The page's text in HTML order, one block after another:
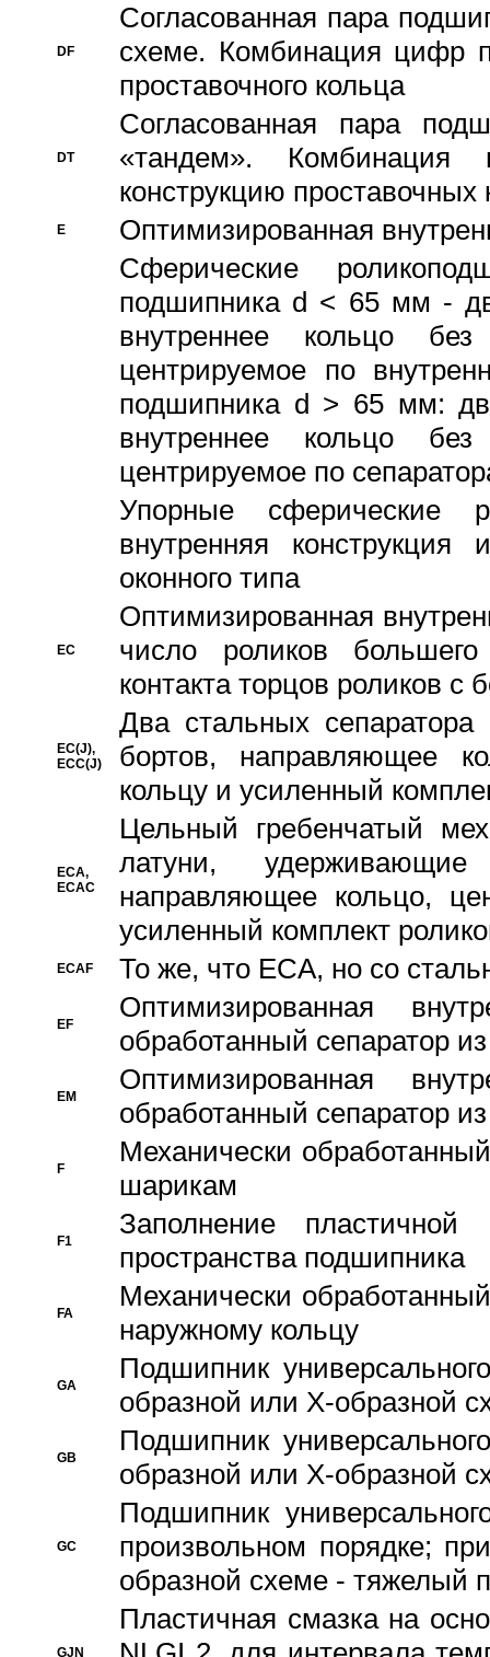
DF
Согласованная пара
схеме. Комбинация цифр
проставочного кольца
DT
Согласованная пара
«тандем».
конструкцию проставочных
E
Оптимизированная
Сферические
подшипника d < 65 мм -
внутреннее кольцо
центрируемое по
подшипника d > 65 мм:
внутреннее кольцо
центрируемое по
Упорные сферические
внутренняя
оконного типа
EC
Oптимизированная
число роликов
контакта торцов роликов с
EC(J),
ECC(J)
Два стальных сепаратора
бортов, направляющее
кольцу и усиленный
ECA,
ECAC
Цельный гребенчатый
латуни,
направляющее кольцо,
усиленный комплект
ECAF То же, что ECA, но со
EF
Оптимизированная
обработанный сепаратор
EM
Оптимизированная
обработанный сепаратор
F
Механически
шарикам
F1
Заполнение
пространства подшипника
FA
Механически
наружному кольцу
GA
Подшипник
образной или Х-образной
GB
Подшипник
образной или Х-образной
GC
Подшипник
произвольном порядке;
образной схеме - тяжелый
GJN
Пластичная смазка на